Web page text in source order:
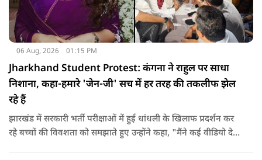
06 Aug, 2026 01:15 PM
Jharkhand Student Protest: कंगना ने राहुल पर साधा
निशाना, कहा-हमारे 'जेन-जी' सच में हर तरह की तकलीफ झेल
रहे हैं
झारखंड में सरकारी भर्ती परीक्षाओं में हुई धांधली के खिलाफ प्रदर्शन कर
रहे बच्चों की विवशता को समझाते हुए उन्होंने कहा, "मैंने कई वीडियो देखे